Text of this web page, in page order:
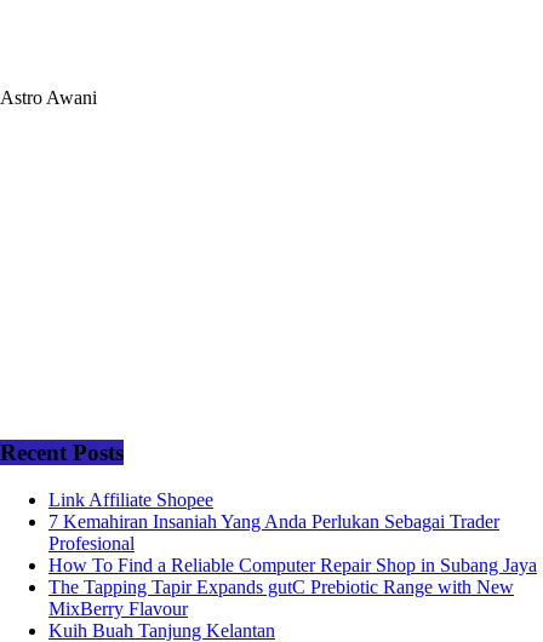
Astro Awani
Recent Posts
Link Affiliate Shopee
7 Kemahiran Insaniah Yang Anda Perlukan Sebagai Trader
Profesional
How To Find a Reliable Computer Repair Shop in Subang Jaya
The Tapping Tapir Expands gutC Prebiotic Range with New
MixBerry Flavour
Kuih Buah Tanjung Kelantan